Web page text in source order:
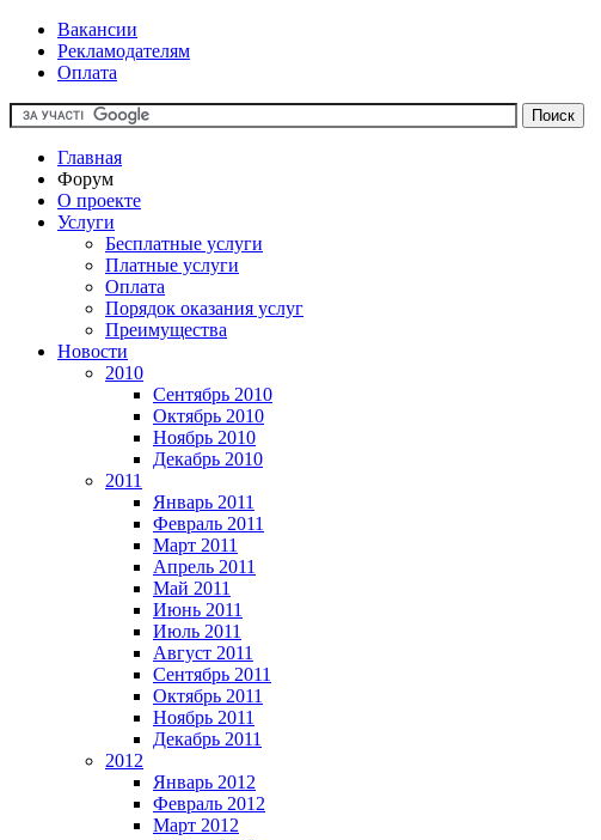
Вакансии
Рекламодателям
Оплата
Главная
Форум
О проекте
Услуги
Бесплатные услуги
Платные услуги
Оплата
Порядок оказания услуг
Преимущества
Новости
2010
Сентябрь 2010
Октябрь 2010
Ноябрь 2010
Декабрь 2010
2011
Январь 2011
Февраль 2011
Март 2011
Апрель 2011
Май 2011
Июнь 2011
Июль 2011
Август 2011
Сентябрь 2011
Октябрь 2011
Ноябрь 2011
Декабрь 2011
2012
Январь 2012
Февраль 2012
Март 2012